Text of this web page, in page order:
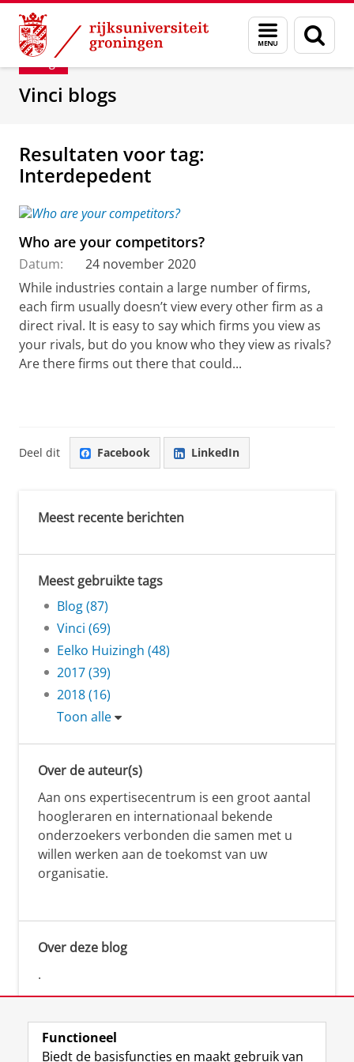
Skip
Content
Skip
Navigation
Menu
en
zoeken
Department of Innovation Management &
Blog
Vinci blogs
Resultaten voor tag:
Interdepedent
Who are your competitors?
Datum:
24 november 2020
While industries contain a large number of firms,
each firm usually doesn’t view every other firm as a
direct rival. It is easy to say which firms you view as
your rivals, but do you know who they view as rivals?
Are there firms out there that could...
Deel dit Facebook LinkedIn
Meest recente berichten
Meest gebruikte tags
Blog (87)
Vinci (69)
Eelko Huizingh (48)
2017 (39)
2018 (16)
Toon alle
Over de auteur(s)
Aan ons expertisecentrum is een groot aantal
hoogleraren en internationaal bekende
onderzoekers verbonden die samen met u
willen werken aan de toekomst van uw
organisatie.
Over deze blog
.
Functioneel
Biedt de basisfuncties en maakt gebruik van